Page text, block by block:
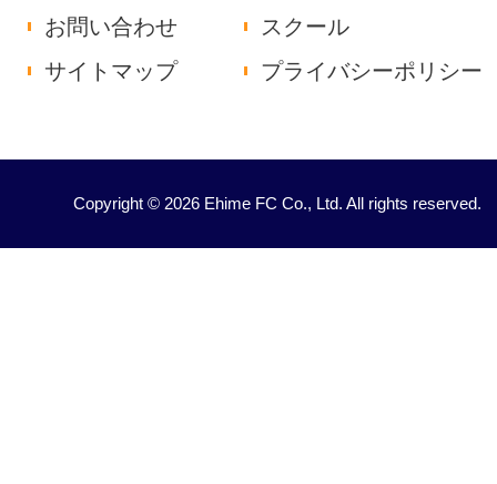
お問い合わせ
スクール
サイトマップ
プライバシーポリシー
Copyright © 2026 Ehime FC Co., Ltd. All rights reserved.